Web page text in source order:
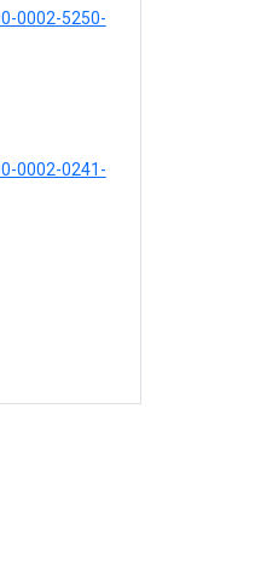
0002-5250-
0002-0241-